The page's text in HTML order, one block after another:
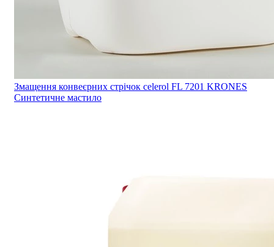
Змащення конвеєрних стрічок celerol FL 7201 KRONES
Синтетичне мастило